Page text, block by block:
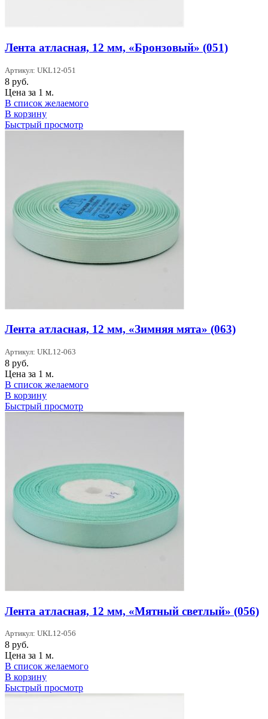
Лента атласная, 12 мм, «Бронзовый» (051)
Артикул: UKL12-051
8 руб.
Цена за 1 м.
В список желаемого
В корзину
Быстрый просмотр
Лента атласная, 12 мм, «Зимняя мята» (063)
Артикул: UKL12-063
8 руб.
Цена за 1 м.
В список желаемого
В корзину
Быстрый просмотр
Лента атласная, 12 мм, «Мятный светлый» (056)
Артикул: UKL12-056
8 руб.
Цена за 1 м.
В список желаемого
В корзину
Быстрый просмотр